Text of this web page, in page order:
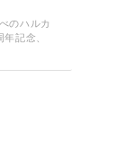
のハルカ
記念、